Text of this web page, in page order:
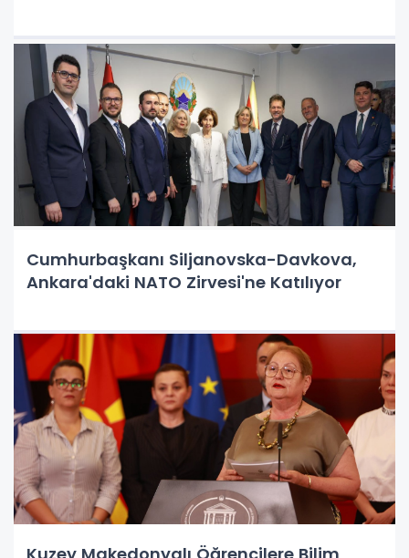
Cumhurbaşkanı Siljanovska-Davkova,
Ankara'daki NATO Zirvesi'ne Katılıyor